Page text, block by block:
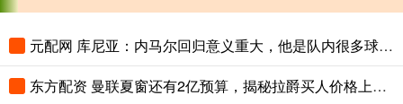
元配网 库尼亚：内马尔回归意义重大，他是队内很多球员的偶像
东方配资 曼联夏窗还有2亿预算，揭秘拉爵买人价格上限！恐无新援参与集训